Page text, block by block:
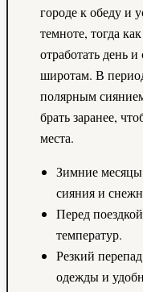
городе к обеду и
темноте, тогда
отработать день
широтам. В
полярным
брать заранее,
места.
Зимние
сияния и
Перед
температур.
Резкий
одежды и